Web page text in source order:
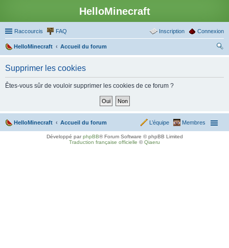
HelloMinecraft
Raccourcis FAQ Connexion
Inscription
HelloMinecraft
Accueil du forum
Supprimer les cookies
Êtes-vous sûr de vouloir supprimer les cookies de ce forum ?
HelloMinecraft Accueil du forum Membres
L’équipe
Développé parphpBB® Forum Software © phpBB Limited
Traduction française officielle ©Qiaeru